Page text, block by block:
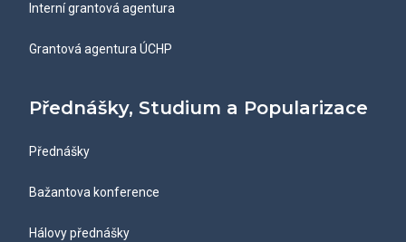
Interní grantová agentura
Grantová agentura ÚCHP
Přednášky, Studium a Popularizace
Přednášky
Bažantova konference
Hálovy přednášky